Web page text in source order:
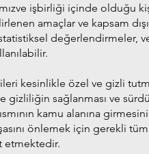
işbirliği içinde olduğu
amaçlar ve kapsam
değerlendirmeler,
kesinlikle özel ve gizli
gizliliğin sağlanması ve
kamu alanına
önlemek için gerekli
etmektedir.